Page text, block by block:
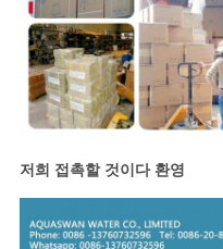
저희 접촉할 것이다 환영